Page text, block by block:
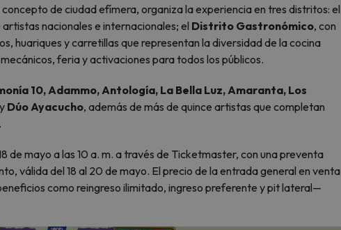
de ciudad efímera, organiza la experiencia en tres distritos: el
nacionales e internacionales; el Distrito Gastronómico, con
huariques y carretillas que representan la diversidad de la cocina
feria y activaciones para todos los públicos.
10, Adammo, Antología, La Bella Luz, Amaranta, Los
y Dúo Ayacucho, además de más de quince artistas que completan
de mayo a las 10 a. m. a través de Ticketmaster, con una preventa
válida del 18 al 20 de mayo. El precio de la entrada general en venta
como reingreso ilimitado, ingreso preferente y pit lateral—